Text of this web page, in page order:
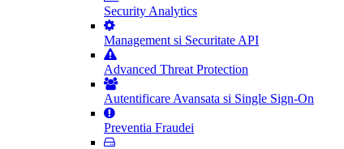
Security Analytics
Management si Securitate API
Advanced Threat Protection
Autentificare Avansata si Single Sign-On
Preventia Fraudei